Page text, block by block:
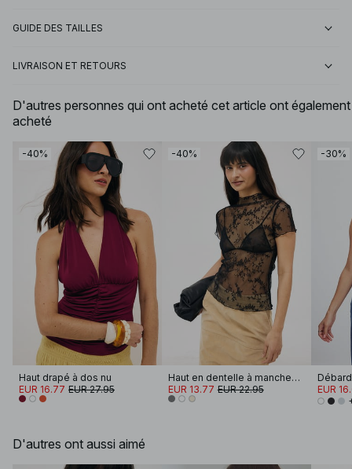
GUIDE DES TAILLES
LIVRAISON ET RETOURS
D'autres personnes qui ont acheté cet article ont également
acheté
-40%
Haut drapé à dos nu
EUR 16.77 EUR 27.95
-40%
Haut en dentelle à manches courtes
EUR 13.77 EUR 22.95
-30%
EUR
D'autres ont aussi aimé